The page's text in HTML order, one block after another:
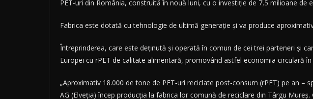
PET-uri din România, construită în nouă luni, cu o investiţie de 7,5 milioane de
Fabrica este dotată cu tehnologie de ultimă generaţie şi va produce
Întreprinderea, care este deţinută şi operată în comun de cei trei parteneri şi
Europei cu rPET de calitate alimentară, promovând astfel economia circulară în
„Aproximativ 18.000 de tone de PET-uri reciclate post-consum (rPET) pe an –
AG (Elveţia) încep producţia la fabrica lor comună de reciclare din Târgu